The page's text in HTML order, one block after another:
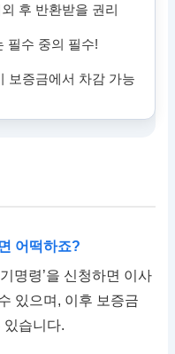
후 반환받을 권리
필수 중의 필수!
보증금에서 차감 가능
어떡하죠?
명령’을 신청하면 이사
있으며, 이후 보증금
있습니다.